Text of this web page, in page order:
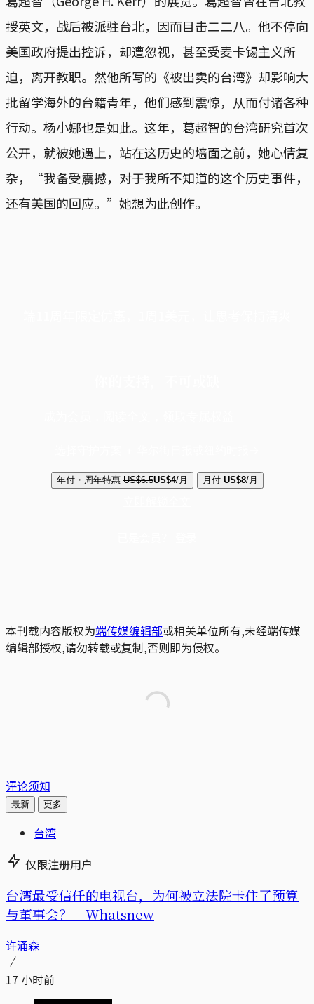
授英文，战后被派驻台北，因而目击二二八。他不停向
美国政府提出控诉，却遭忽视，甚至受麦卡锡主义所
迫，离开教职。然他所写的《被出卖的台湾》却影响大
批留学海外的台籍青年，他们感到震惊，从而付诸各种
行动。杨小娜也是如此。这年，葛超智的台湾研究首次
公开，就被她遇上，站在这历史的墙面之前，她心情复
杂，“我备受震撼，对于我所不知道的这个历史事件，
还有美国的回应。”她想为此创作。
年付・周年特惠 US$6.5US$4/月 月付 US$8/月
本刊载内容版权为端传媒编辑部或相关单位所有,未经端传媒
编辑部授权,请勿转载或复制,否则即为侵权。
评论须知
最新 更多
台湾
仅限注册用户
台湾最受信任的电视台，为何被立法院卡住了预算
与董事会？｜Whatsnew
许涌森
17 小时前